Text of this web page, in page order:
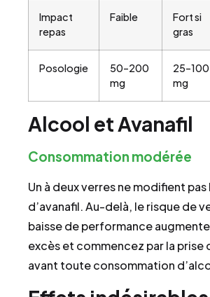
Impact
repas
Faible
Fort si
gras
Posologie
50–200
mg
25–100
mg
Alcool et Avanafil
Consommation modérée
Un à deux verres ne modifient
d’avanafil. Au-delà, le risque de
baisse de performance
excès et commencez par la prise
avant toute consommation